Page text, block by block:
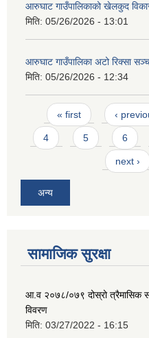
आरुघाट गाउँपालिकाको खेलकुद
मिति: 05/26/2026 - 13:01
आरुघाट गाउँपालिका अटो रिक्सा
मिति: 05/26/2026 - 12:34
Pages
« first ‹
4 5 6
next ›
अन्य
सामाजिक सुरक्षा
आ.व २०७८/०७९ दोस्रो त्रैमासिक
विवरण
मिति: 03/27/2022 - 16:15